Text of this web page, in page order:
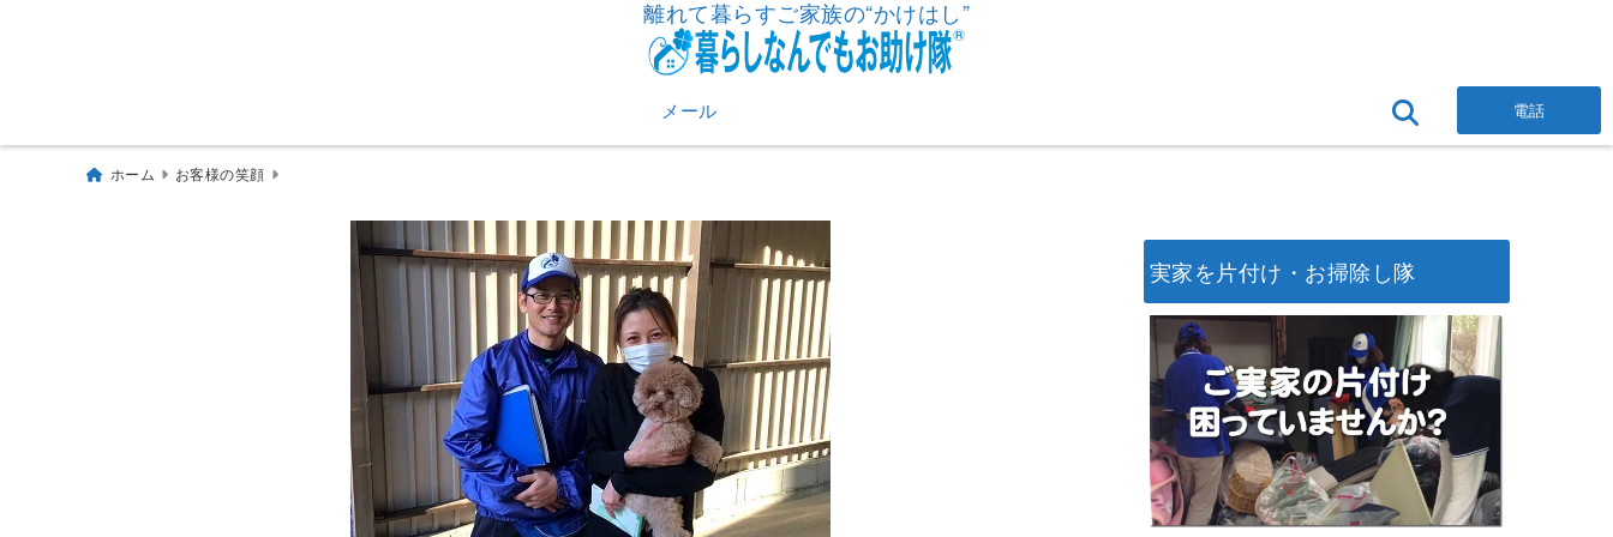
離れて暮らすご家族の“かけはし”
メール 電話
ホーム お客様の笑顔
実家を片付け・お掃除し隊